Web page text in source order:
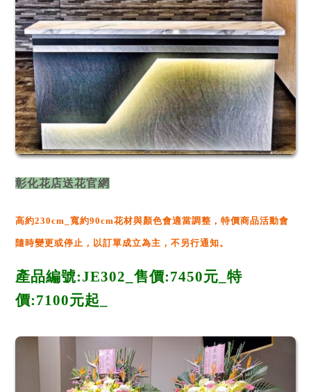
彰化花店送花官網
高約230cm_寬約90cm花材與顏色會適當調整，特價商品活動會
隨時變更或停止 ， 以訂單成立為主，不另行通知。
產品編號:JE302_售價:7450元_特
價:7100元起_